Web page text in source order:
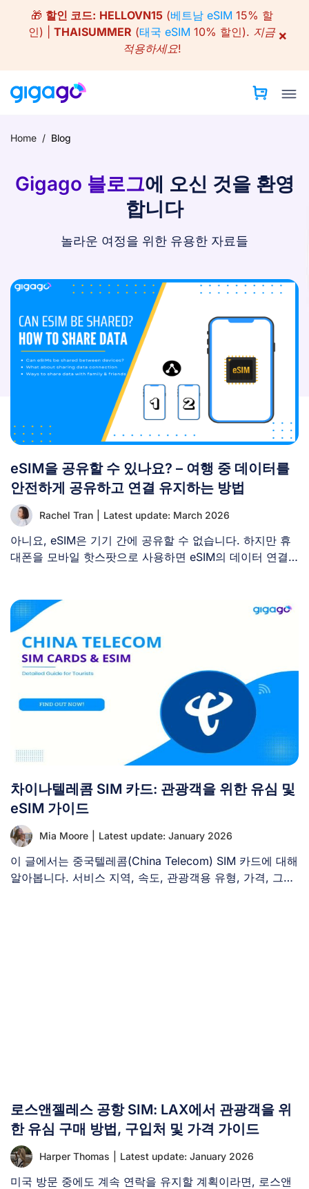
content
🎁 할인 코드: HELLOVN15(베트남 eSIM 15% 할
인) | THAISUMMER (태국 eSIM 10% 할인). 지금
적용하세요!
×
Home / Blog
Gigago 블로그에 오신 것을 환영
합니다
놀라운 여정을 위한 유용한 자료들
eSIM을 공유할 수 있나요? – 여행 중 데이터를
안전하게 공유하고 연결 유지하는 방법
Rachel Tran Latest update: March 2026
아니요, eSIM은 기기 간에 공유할 수 없습니다. 하지만 휴
대폰을 모바일 핫스팟으로 사용하면 eSIM의 데이터 연결
차이나텔레콤 SIM 카드: 관광객을 위한 유심 및
eSIM 가이드
Mia Moore Latest update: January 2026
이 글에서는 중국텔레콤(China Telecom) SIM 카드에 대해
알아봅니다. 서비스 지역, 속도, 관광객용 유형, 가격, 그리
로스앤젤레스 공항 SIM: LAX에서 관광객을 위
한 유심 구매 방법, 구입처 및 가격 가이드
Harper Thomas Latest update: January 2026
미국 방문 중에도 계속 연락을 유지할 계획이라면, 로스앤